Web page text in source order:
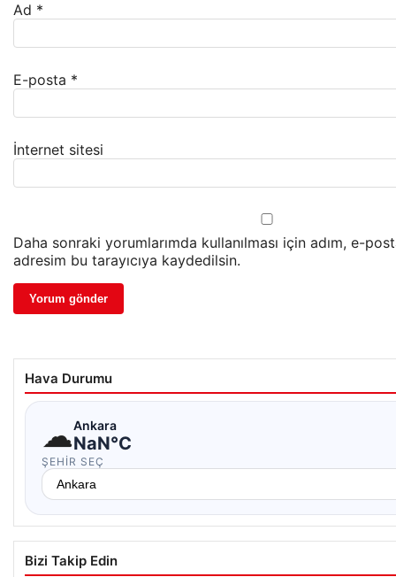
Ad *
E-posta *
İnternet sitesi
Daha sonraki yorumlarımda kullanılması için adım, e-
adresim bu tarayıcıya kaydedilsin.
Hava Durumu
☁Ankara
NaN°C
ŞEHIR SEÇ
Bizi Takip Edin